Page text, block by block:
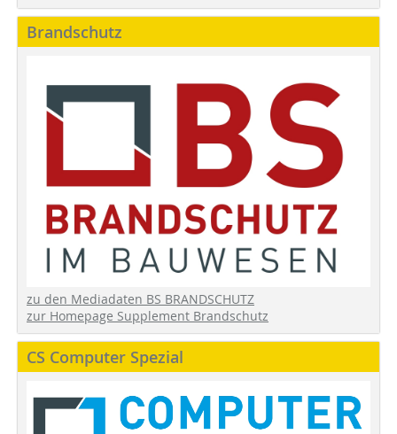
Brandschutz
zu den Mediadaten BS BRANDSCHUTZ
zur Homepage Supplement Brandschutz
CS Computer Spezial